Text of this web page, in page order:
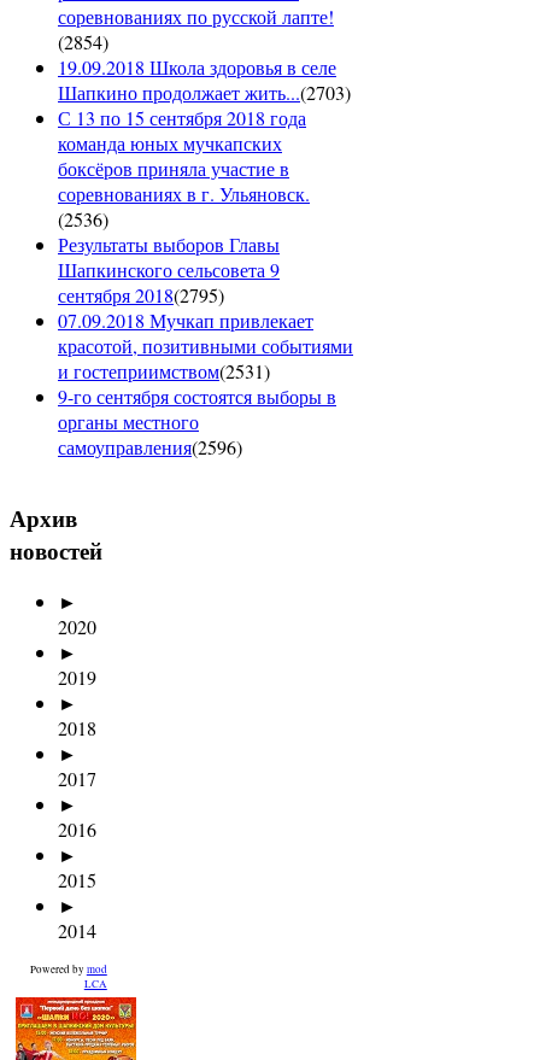
соревнованиях по русской лапте!
(2854)
19.09.2018 Школа здоровья в селе
Шапкино продолжает жить...(2703)
С 13 по 15 сентября 2018 года
команда юных мучкапских
боксёров приняла участие в
соревнованиях в г. Ульяновск.
(2536)
Результаты выборов Главы
Шапкинского сельсовета 9
сентября 2018(2795)
07.09.2018 Мучкап привлекает
красотой, позитивными событиями
и гостеприимством(2531)
9-го сентября состоятся выборы в
органы местного
самоуправления(2596)
Архив
новостей
►
2020
►
2019
►
2018
►
2017
►
2016
►
2015
►
2014
Powered by mod
LCA